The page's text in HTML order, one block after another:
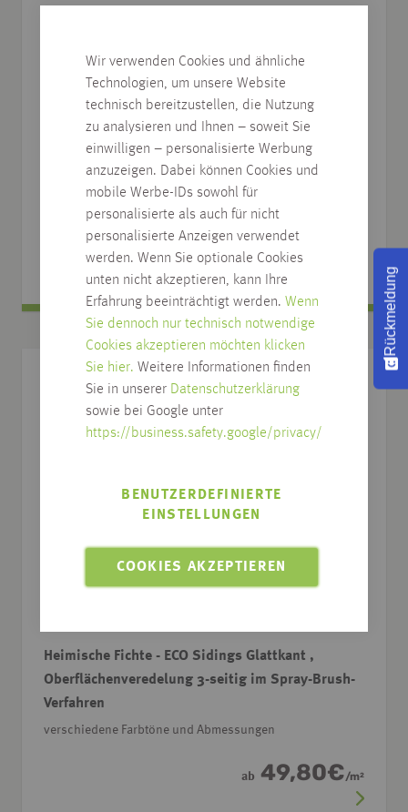
Wir verwenden Cookies und ähnliche
Technologien, um unsere Website
technisch bereitzustellen, die Nutzung
zu analysieren und Ihnen – soweit Sie
einwilligen – personalisierte Werbung
anzuzeigen. Dabei können Cookies und
mobile Werbe-IDs sowohl für
personalisierte als auch für nicht
personalisierte Anzeigen verwendet
werden. Wenn Sie optionale Cookies
unten nicht akzeptieren, kann Ihre
Erfahrung beeinträchtigt werden. Wenn
Sie dennoch nur technisch notwendige
Cookies akzeptieren möchten klicken
Sie hier. Weitere Informationen finden
Sie in unserer Datenschutzerklärung
sowie bei Google unter
https://business.safety.google/privacy/
COOKIES AKZEPTIEREN
BENUTZERDEFINIERTE
EINSTELLUNGEN
Heimische Fichte - ECO Sidings
Doppelrhombusleiste , Oberflächenveredelung 3-
seitig im Spray-Brush-Verfahren
verschiedene Farbtöne und Abmessungen
ab 51,49
Heimische Fichte - ECO Sidings Glattkant ,
Oberflächenveredelung 3-seitig im Spray-Brush-
Verfahren
verschiedene Farbtöne und Abmessungen
ab 49,80€/m2
Rückmeldung